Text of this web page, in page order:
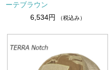
ーテブラウン
6,534円
（税込み）